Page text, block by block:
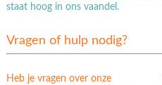
staat hoog in ons vaandel.
Vragen of hulp nodig?
Heb je vragen over onze